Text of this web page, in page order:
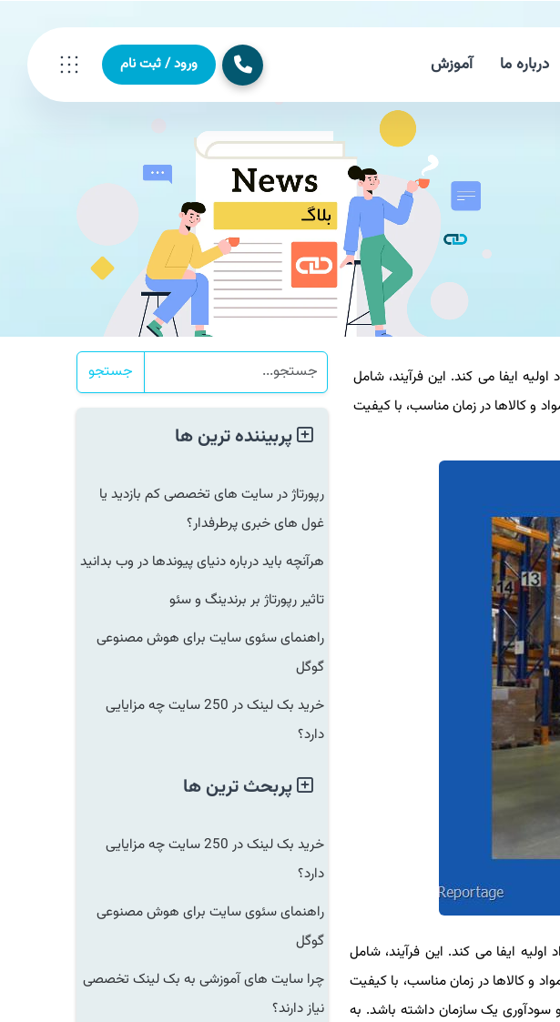
درباره ما آموزش ورود / ثبت نام
ایفا می‌ کند. این فرآیند، شامل
و کالاها در زمان مناسب، با کیفیت
ایفا می‌ کند. این فرآیند، شامل
و کالاها در زمان مناسب، با کیفیت
یک سازمان داشته باشد. به
جستجو
پربیننده ترین ها
رپورتاژ در سایت های تخصصی کم بازدید یا
غول های خبری پرطرفدار؟
هرآنچه باید درباره دنیای پیوندها در وب بدانید
تاثیر رپورتاژ بر برندینگ و سئو
راهنمای سئوی سایت برای هوش مصنوعی
گوگل
خرید بک لینک در 250 سایت چه مزایایی
دارد؟
پربحث ترین ها
خرید بک لینک در 250 سایت چه مزایایی
دارد؟
راهنمای سئوی سایت برای هوش مصنوعی
گوگل
چرا سایت های آموزشی به بک لینک تخصصی
نیاز دارند؟